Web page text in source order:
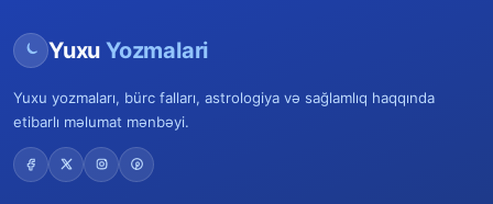
Yuxu Yozmalari
Yuxu yozmaları, bürc falları, astrologiya və sağlamlıq haqqında
etibarlı məlumat mənbəyi.